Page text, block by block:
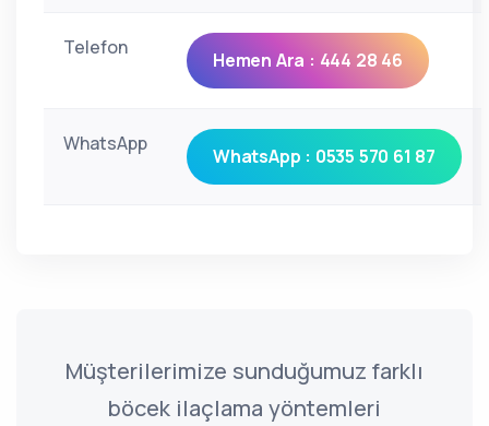
Telefon
Hemen Ara : 444 28 46
WhatsApp
WhatsApp : 0535 570 61 87
Müşterilerimize sunduğumuz farklı
böcek ilaçlama yöntemleri